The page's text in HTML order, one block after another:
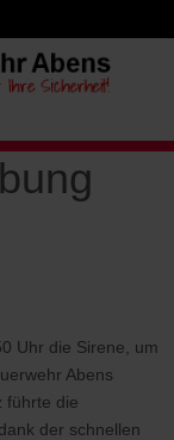
Uhr die Sirene, um
Abens
führte die
der schnellen